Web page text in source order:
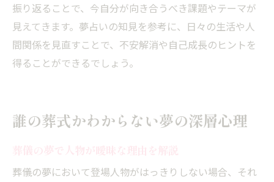
振り返ることで、今自分が向き合うべき課題やテーマが
見えてきます。夢占いの知見を参考に、日々の生活や人
間関係を見直すことで、不安解消や自己成長のヒントを
得ることができるでしょう。
誰の葬式かわからない夢の深層心理
葬儀の夢において登場人物がはっきりしない場合、それ